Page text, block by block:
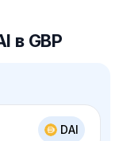
в GBP
DAI